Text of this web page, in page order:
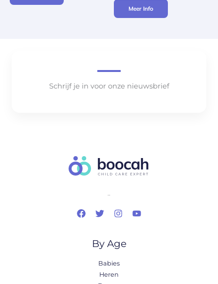
Meer Info
Schrijf je in voor onze nieuwsbrief
..
By Age
Babies
Heren